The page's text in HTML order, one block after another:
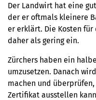
Der Landwirt hat eine
der er oftmals kleinere
er erklärt. Die Kosten
daher als gering ein.
Zürchers haben ein
umzusetzen. Danach
machen und
Zertifikat ausstellen